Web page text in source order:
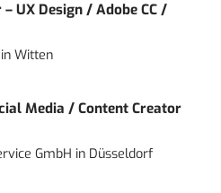
UX Design / Adobe CC /
inWitten
Media / Content Creator
GmbH in Düsseldorf